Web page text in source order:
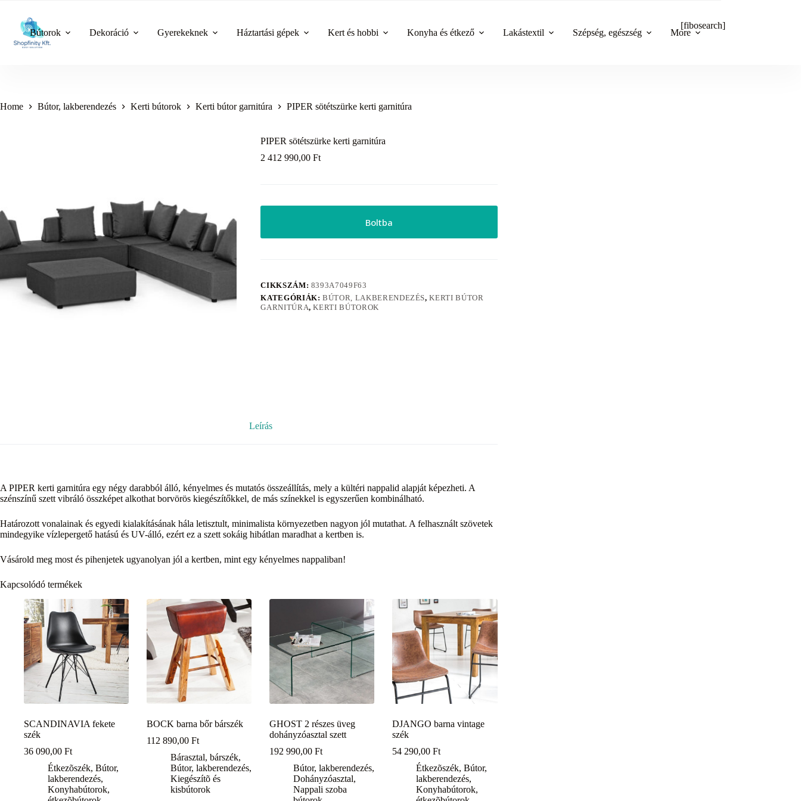
content
Bútorok Dekoráció Gyerekeknek Háztartási gépek Kert és hobbi Konyha és étkező Lakástextil Szépség, egészség More
[fibosearch]
Home Bútor, lakberendezés Kerti bútorok Kerti bútor garnitúra PIPER sötétszürke kerti garnitúra
PIPER sötétszürke kerti garnitúra
2 412 990,00Ft
Boltba
CIKKSZÁM: 8393A7049F63
KATEGÓRIÁK:BÚTOR, LAKBERENDEZÉS,KERTI BÚTOR
GARNITÚRA,KERTI BÚTOROK
Leírás
A PIPER kerti garnitúra egy négy darabból álló, kényelmes és mutatós összeállítás, mely a kültéri nappalid alapját képezheti. A
szénszínű szett vibráló összképet alkothat borvörös kiegészítőkkel, de más színekkel is egyszerűen kombinálható.
Határozott vonalainak és egyedi kialakításának hála letisztult, minimalista környezetben nagyon jól mutathat. A felhasznált szövetek
mindegyike vízlepergető hatású és UV-álló, ezért ez a szett sokáig hibátlan maradhat a kertben is.
Vásárold meg most és pihenjetek ugyanolyan jól a kertben, mint egy kényelmes nappaliban!
Kapcsolódó termékek
SCANDINAVIA fekete
szék
36 090,00 Ft
Étkezõszék, Bútor,
lakberendezés,
Konyhabútorok,
BOCK barna bőr bárszék
112 890,00Ft
Bárasztal, bárszék,
Bútor, lakberendezés,
Kiegészítõ és
kisbútorok
GHOST 2 részes üveg
dohányzóasztal szett
192 990,00Ft
Bútor, lakberendezés,
Dohányzóasztal,
Nappali szoba
DJANGO barna vintage
szék
54 290,00Ft
Étkezõszék,Bútor,
lakberendezés,
Konyhabútorok,